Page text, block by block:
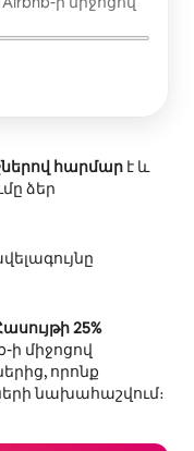
հարմար է և
ձեր
25%
ի միջոցով
որոնք
նախահաշվում։